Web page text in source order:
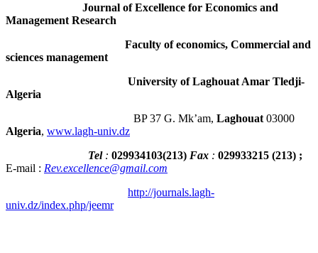
Journal of Excellence for Economics and
Management Research
Faculty of economics, Commercial and
sciences management
University of Laghouat Amar Tledji-
Algeria
BP 37 G. Mk’am, Laghouat 03000
Algeria, www.lagh-univ.dz
Tel : 029934103(213) Fax : 029933215 (213) ;
E-mail : Rev.excellence@gmail.com
http://journals.lagh-
univ.dz/index.php/jeemr